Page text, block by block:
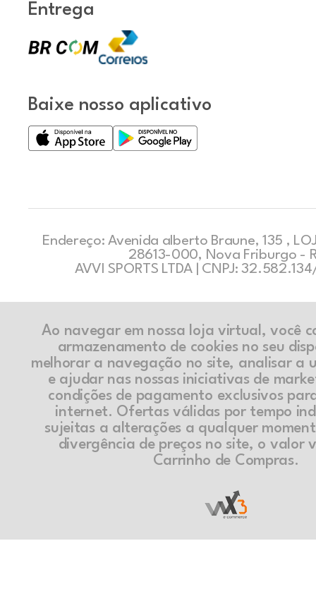
Entrega
Baixe nosso aplicativo
Endereço: Avenida alberto Braune, 135 ,
28613-000, Nova Friburgo -
AVVI SPORTS LTDA | CNPJ:
Ao navegar em nossa loja virtual, você
armazenamento de cookies no seu
melhorar a navegação no site, analisar a
e ajudar nas nossas iniciativas de
condições de pagamento exclusivos
internet. Ofertas válidas por tempo
sujeitas a alterações a qualquer
divergência de preços no site, o valor
Carrinho de Compras.